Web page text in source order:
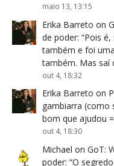
maio 13, 13:15
Erika Barreto on
de poder: “Pois é,
também e foi
também. Mas saí
out 4, 18:32
Erika Barreto on
gambiarra (como
bom que ajudou
out 4, 18:30
Michael on GoT:
poder: “O